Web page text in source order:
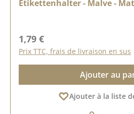
Etikettenhalter - Malve -
Prix régulier :
1,79 €
Prix TTC, frais de livraison en sus
Ajouter au
Ajouter à la liste